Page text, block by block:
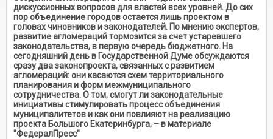
дискуссионных вопросов для властей всех уровней. До сих
пор объединение городов остается лишь проектом в
головах чиновников и законодателей. По мнению экспертов,
развитие агломераций тормозится за счет устаревшего
законодательства, в первую очередь бюджетного. На
сегодняшний день в Государственной Думе обсуждаются
сразу два законопроекта, связанных с развитием
агломераций: они касаются схем территориального
планирования и форм межмуниципального
сотрудничества. О том, смогут ли законодательные
инициативы стимулировать процесс объединения
муниципалитетов и как они повлияют на реализацию
проекта Большого Екатеринбурга, – в материале
"ФедералПресс"